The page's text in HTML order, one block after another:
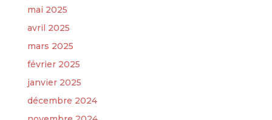
mai 2025
avril 2025
mars 2025
février 2025
janvier 2025
décembre 2024